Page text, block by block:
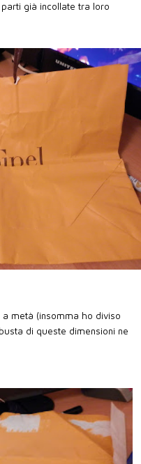
già incollate tra loro
metà (insomma ho diviso
di queste dimensioni ne